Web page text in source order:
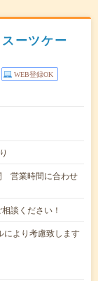
ーツケー
WEB登録OK
営業時間に合わせ
談ください！
より考慮致します